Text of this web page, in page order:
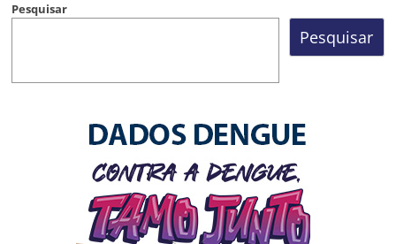
Pesquisar
Pesquisar